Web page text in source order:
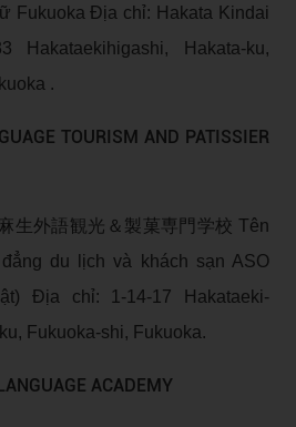
Fukuoka Địa chỉ: Hakata Kindai
Hakataekihigashi, Hakata-ku,
.
TOURISM AND PATISSIER
生外語観光＆製菓専門学校 Tên
du lịch và khách sạn ASO
Địa chỉ: 1-14-17 Hakataeki-
Fukuoka-shi, Fukuoka.
ACADEMY